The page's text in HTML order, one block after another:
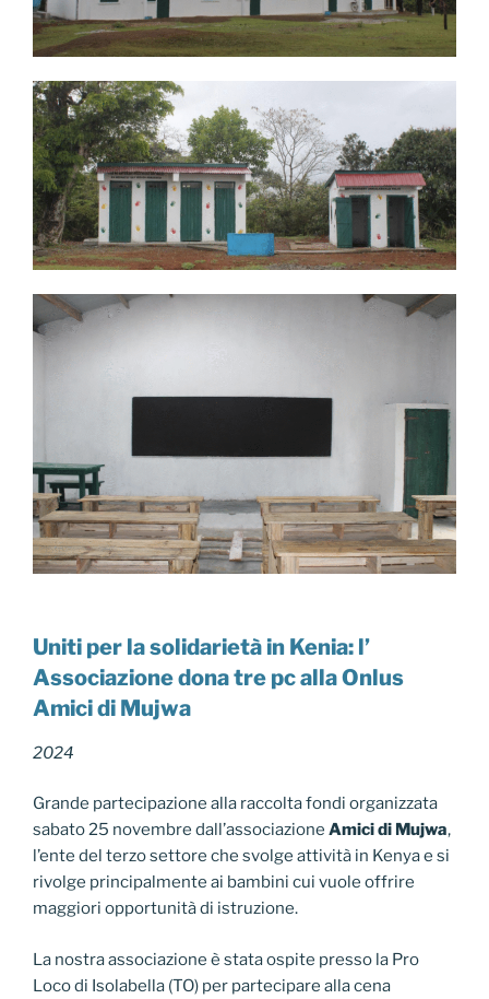
Uniti per la solidarietà in Kenia: l’
Associazione dona tre pc alla Onlus
Amici di Mujwa
2024
Grande partecipazione alla raccolta fondi organizzata
sabato 25 novembre dall’associazione Amici di Mujwa,
l’ente del terzo settore che svolge attività in Kenya e si
rivolge principalmente ai bambini cui vuole offrire
maggiori opportunità di istruzione.
La nostra associazione è stata ospite presso la Pro
Loco di Isolabella (TO) per partecipare alla cena